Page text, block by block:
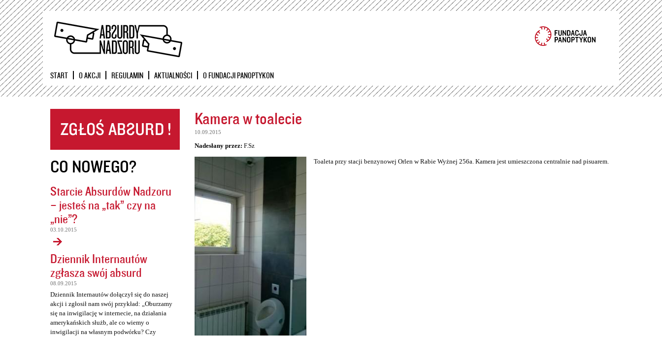
Przejdź
START O AKCJI REGULAMIN AKTUALNOŚCI O FUNDACJI PANOPTYKON
CO NOWEGO?
Starcie Absurdów Nadzoru
– jesteś na „tak” czy na
„nie”?
03.10.2015
Dziennik Internautów
zgłasza swój absurd
08.09.2015
Dziennik Internautów dołączył się do naszej
akcji i zgłosił nam swój przykład: „Oburzamy
się na inwigilację w internecie, na działania
amerykańskich służb, ale co wiemy o
inwigilacji na własnym podwórku? Czy
Kamera w toalecie
10.09.2015
Nadesłany przez: F.Sz
Toaleta przy stacji benzynowej Orlen w Rabie Wyżnej 256a. Kamera jest umieszczona centralnie nad pisuarem.